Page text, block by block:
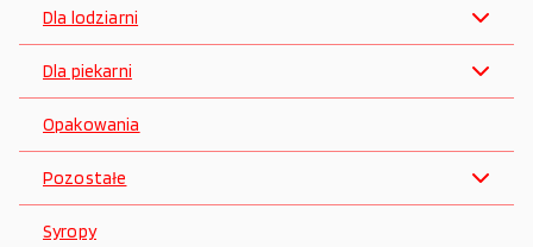
Dla lodziarni
Dla piekarni
Opakowania
Pozostałe
Syropy